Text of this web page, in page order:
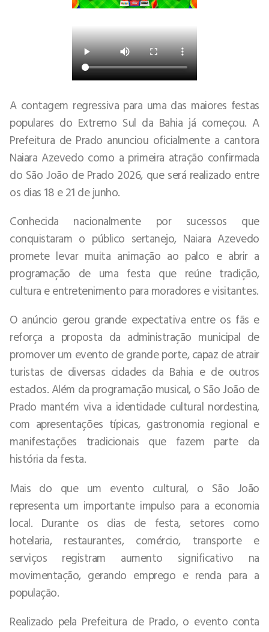
A contagem regressiva para uma das maiores festas
populares do Extremo Sul da Bahia já começou. A
Prefeitura de Prado anunciou oficialmente a cantora
Naiara Azevedo como a primeira atração confirmada
do São João de Prado 2026, que será realizado entre
os dias 18 e 21 de junho.
Conhecida nacionalmente por sucessos que
conquistaram o público sertanejo, Naiara Azevedo
promete levar muita animação ao palco e abrir a
programação de uma festa que reúne tradição,
cultura e entretenimento para moradores e visitantes.
O anúncio gerou grande expectativa entre os fãs e
reforça a proposta da administração municipal de
promover um evento de grande porte, capaz de atrair
turistas de diversas cidades da Bahia e de outros
estados. Além da programação musical, o São João de
Prado mantém viva a identidade cultural nordestina,
com apresentações típicas, gastronomia regional e
manifestações tradicionais que fazem parte da
história da festa.
Mais do que um evento cultural, o São João
representa um importante impulso para a economia
local. Durante os dias de festa, setores como
hotelaria, restaurantes, comércio, transporte e
serviços registram aumento significativo na
movimentação, gerando emprego e renda para a
população.
Realizado pela Prefeitura de Prado, o evento conta